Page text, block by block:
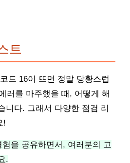
트
드 16이 뜨면 정말 당황스럽
러를 마주했을 때, 어떻게 해
니다. 그래서 다양한 점검 리
!
을 공유하면서, 여러분의 고
.